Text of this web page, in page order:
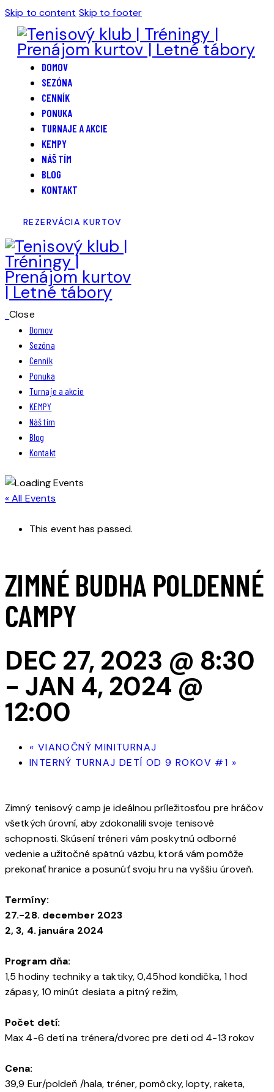
Skip to content Skip to footer
DOMOV
SEZÓNA
CENNÍK
PONUKA
TURNAJE A AKCIE
KEMPY
NÁŠ TÍM
BLOG
KONTAKT
REZERVÁCIA KURTOV
Close
Domov
Sezóna
Cenník
Ponuka
Turnaje a akcie
KEMPY
Náš tím
Blog
Kontakt
« All Events
This event has passed.
ZIMNÉ BUDHA POLDENNÉ
CAMPY
DEC 27, 2023 @ 8:30
- JAN 4, 2024 @
12:00
« VIANOČNÝ MINITURNAJ
INTERNÝ TURNAJ DETÍ OD 9 ROKOV #1 »
Zimný tenisový camp je ideálnou príležitosťou pre hráčov
všetkých úrovní, aby zdokonalili svoje tenisové
schopnosti. Skúsení tréneri vám poskytnú odborné
vedenie a užitočné spätnú väzbu, ktorá vám pomôže
prekonať hranice a posunúť svoju hru na vyššiu úroveň.
Termíny:
27.-28. december 2023
2, 3, 4. januára 2024
Program dňa:
1,5 hodiny techniky a taktiky, 0,45hod kondička, 1 hod
zápasy, 10 minút desiata a pitný režim,
Počet detí:
Max 4-6 detí na trénera/dvorec pre deti od 4-13 rokov
Cena:
39,9 Eur/poldeň /hala, tréner, pomôcky, lopty, raketa,